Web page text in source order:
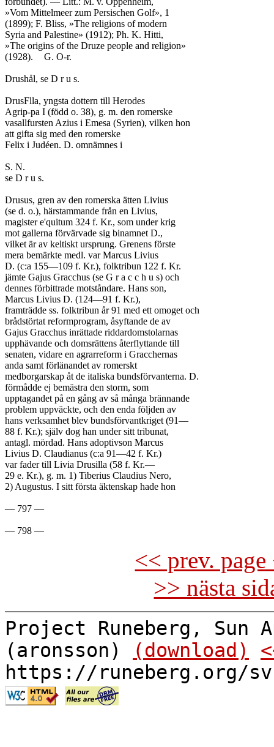
»Vom Mittelmeer zum Persischen Golf», 1
(1899); F. Bliss, »The religions of modern
Syria and Palestine» (1912); Ph. K. Hitti,
»The origins of the Druze people and religion»
(1928).	G. O-r.
Drushål, se D r u s.
DrusFlla, yngsta dottern till Herodes
Agrip-pa I (född o. 38), g. m. den romerske
vasallfursten Azius i Emesa (Syrien), vilken hon
att gifta sig med den romerske
Felix i Judéen. D. omnämnes i
S. N.
se D r u s.
Drusus, gren av den romerska ätten Livius
(se d. o.), härstammande från en Livius,
magister e'quitum 324 f. Kr., som under krig
mot gallerna förvärvade sig binamnet D.,
vilket är av keltiskt ursprung. Grenens förste
mera bemärkte medl. var Marcus Livius
D. (c:a 155—109 f. Kr.), folktribun 122 f. Kr.
jämte Gajus Gracchus (se G r a c c h u s) och
dennes förbittrade motståndare. Hans son,
Marcus Livius D. (124—91 f. Kr.),
framträdde ss. folktribun år 91 med ett omoget och
brådstörtat reformprogram, åsyftande de av
Gajus Gracchus inrättade riddardomstolarnas
upphävande och domsrättens återflyttande till
senaten, vidare en agrarreform i Gracchernas
anda samt förlänandet av romerskt
medborgarskap åt de italiska bundsförvanterna. D.
förmådde ej bemästra den storm, som
upptagandet på en gång av så många brännande
problem uppväckte, och den enda följden av
hans verksamhet blev bundsförvantkriget (91—
88 f. Kr.); själv dog han under sitt tribunat,
antagl. mördad. Hans adoptivson Marcus
Livius D. Claudianus (c:a 91—42 f. Kr.)
var fader till Livia Drusilla (58 f. Kr.—
29 e. Kr.), g. m. 1) Tiberius Claudius Nero,
2) Augustus. I sitt första äktenskap hade hon
— 797 —
<< prev.
>> nästa
Project Runeberg, Sun
(aronsson)
(download)
https://runeberg.org/